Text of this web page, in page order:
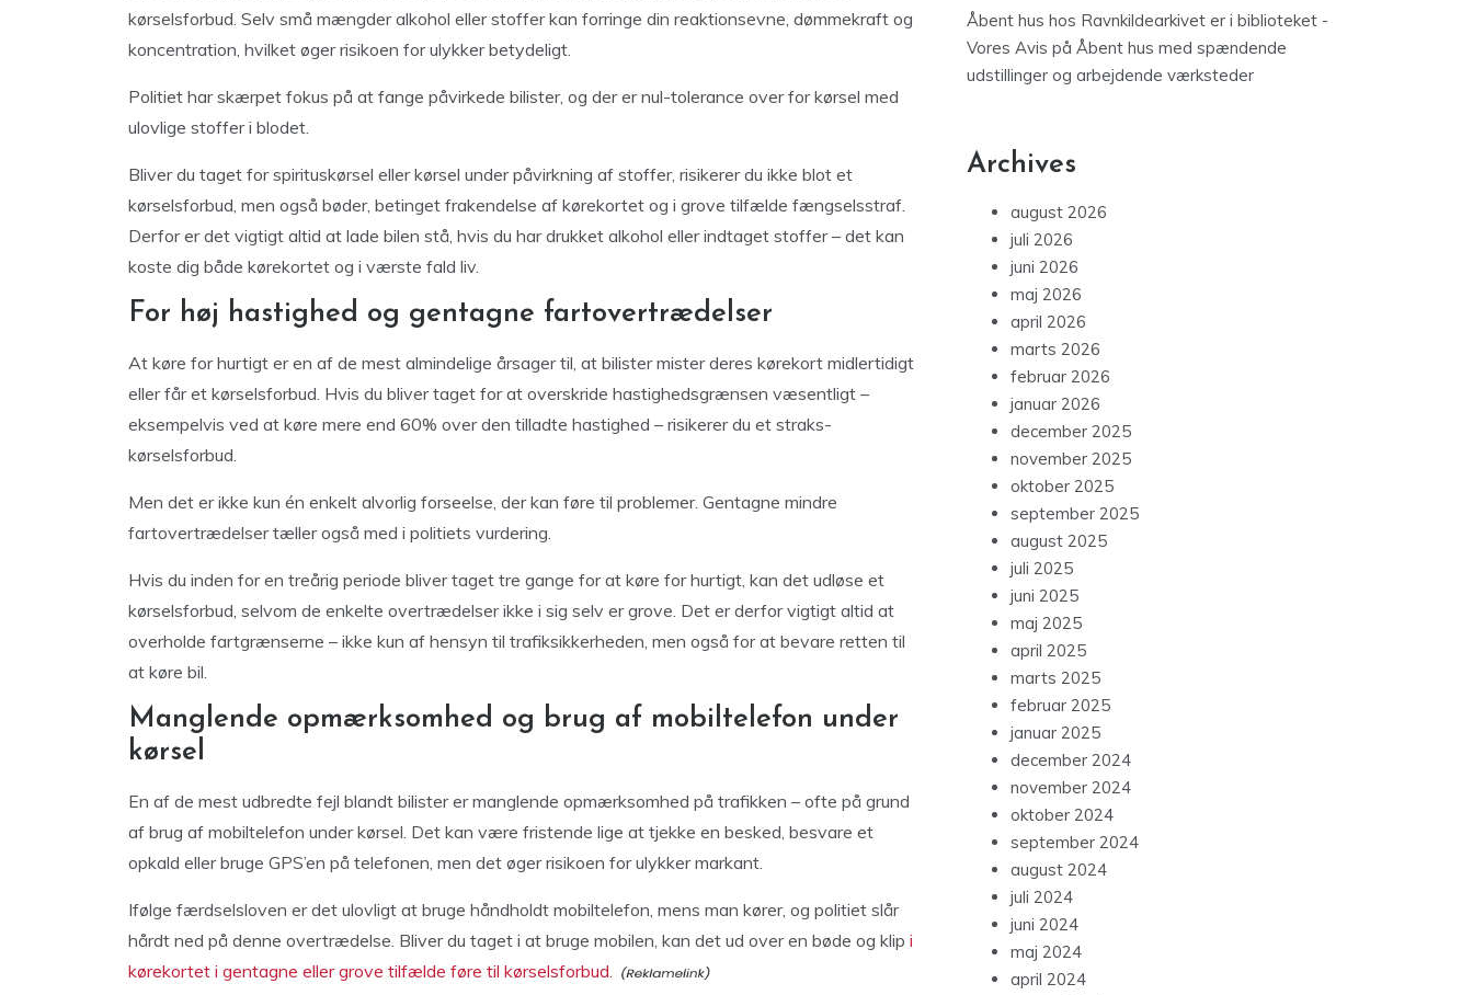
kørselsforbud. Selv små mængder alkohol eller stoffer kan forringe din reaktionsevne, dømmekraft og
koncentration, hvilket øger risikoen for ulykker betydeligt.
Politiet har skærpet fokus på at fange påvirkede bilister, og der er nul-tolerance over for kørsel med
ulovlige stoffer i blodet.
Bliver du taget for spirituskørsel eller kørsel under påvirkning af stoffer, risikerer du ikke blot et
kørselsforbud, men også bøder, betinget frakendelse af kørekortet og i grove tilfælde fængselsstraf.
Derfor er det vigtigt altid at lade bilen stå, hvis du har drukket alkohol eller indtaget stoffer – det kan
koste dig både kørekortet og i værste fald liv.
For høj hastighed og gentagne fartovertrædelser
At køre for hurtigt er en af de mest almindelige årsager til, at bilister mister deres kørekort midlertidigt
eller får et kørselsforbud. Hvis du bliver taget for at overskride hastighedsgrænsen væsentligt –
eksempelvis ved at køre mere end 60% over den tilladte hastighed – risikerer du et straks-
kørselsforbud.
Men det er ikke kun én enkelt alvorlig forseelse, der kan føre til problemer. Gentagne mindre
fartovertrædelser tæller også med i politiets vurdering.
Hvis du inden for en treårig periode bliver taget tre gange for at køre for hurtigt, kan det udløse et
kørselsforbud, selvom de enkelte overtrædelser ikke i sig selv er grove. Det er derfor vigtigt altid at
overholde fartgrænserne – ikke kun af hensyn til trafiksikkerheden, men også for at bevare retten til
at køre bil.
Manglende opmærksomhed og brug af mobiltelefon under
kørsel
En af de mest udbredte fejl blandt bilister er manglende opmærksomhed på trafikken – ofte på grund
af brug af mobiltelefon under kørsel. Det kan være fristende lige at tjekke en besked, besvare et
opkald eller bruge GPS’en på telefonen, men det øger risikoen for ulykker markant.
Ifølge færdselsloven er det ulovligt at bruge håndholdt mobiltelefon, mens man kører, og politiet slår
hårdt ned på denne overtrædelse. Bliver du taget i at bruge mobilen, kan det ud over en bøde og klip i
kørekortet i gentagne eller grove tilfælde føre til kørselsforbud.
Åbent hus hos Ravnkildearkivet er i biblioteket -
Vores Avis på Åbent hus med spændende
udstillinger og arbejdende værksteder
Archives
august 2026
juli 2026
juni 2026
maj 2026
april 2026
marts 2026
februar 2026
januar 2026
december 2025
november 2025
oktober 2025
september 2025
august 2025
juli 2025
juni 2025
maj 2025
april 2025
marts 2025
februar 2025
januar 2025
december 2024
november 2024
oktober 2024
september 2024
august 2024
juli 2024
juni 2024
maj 2024
april 2024